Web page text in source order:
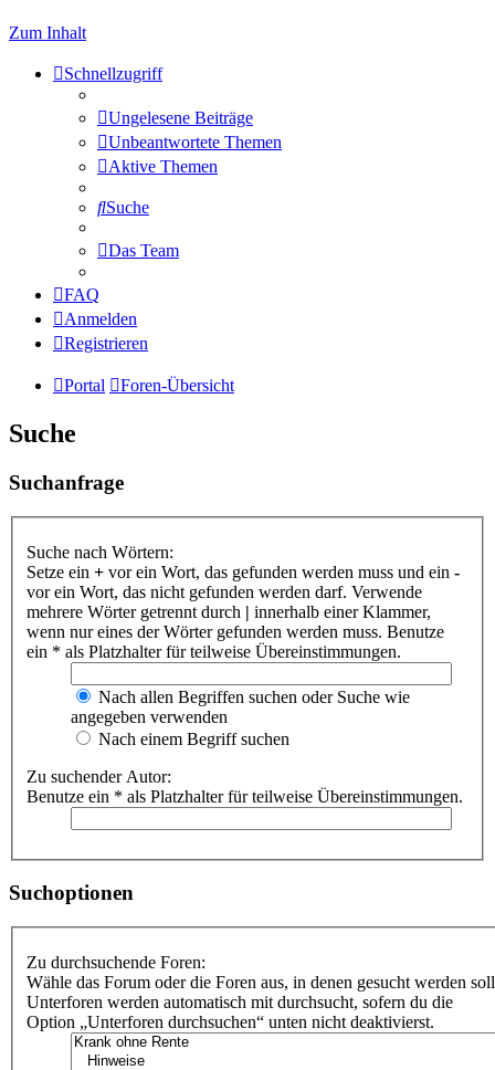
Zum Inhalt
Schnellzugriff
Ungelesene Beiträge
Unbeantwortete Themen
Aktive Themen
Suche
Das Team
FAQ
Anmelden
Registrieren
Portal Foren-Übersicht
Suche
Suchanfrage
Suche nach Wörtern:
Setze ein + vor ein Wort, das gefunden werden muss und ein -
vor ein Wort, das nicht gefunden werden darf. Verwende
mehrere Wörter getrennt durch | innerhalb einer Klammer,
wenn nur eines der Wörter gefunden werden muss. Benutze
ein * als Platzhalter für teilweise Übereinstimmungen.
Nach allen Begriffen suchen oder Suche wie
angegeben verwenden
Nach einem Begriff suchen
Zu suchender Autor:
Benutze ein * als Platzhalter für teilweise Übereinstimmungen.
Suchoptionen
Zu durchsuchende Foren:
Wähle das Forum oder die Foren aus, in denen gesucht werden
Unterforen werden automatisch mit durchsucht, sofern du die
Option „Unterforen durchsuchen“ unten nicht deaktivierst.